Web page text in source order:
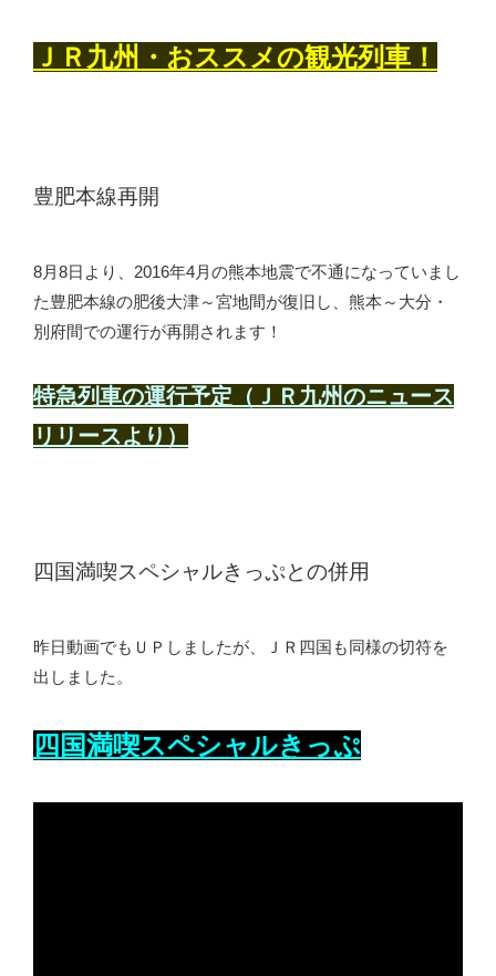
ＪＲ九州・おススメの観光列車！
豊肥本線再開
8月8日より、2016年4月の熊本地震で不通になっていまし
た豊肥本線の肥後大津～宮地間が復旧し、熊本～大分・
別府間での運行が再開されます！
特急列車の運行予定（ＪＲ九州のニュース
リリースより）
四国満喫スペシャルきっぷとの併用
昨日動画でもＵＰしましたが、ＪＲ四国も同様の切符を
出しました。
四国満喫スペシャルきっぷ